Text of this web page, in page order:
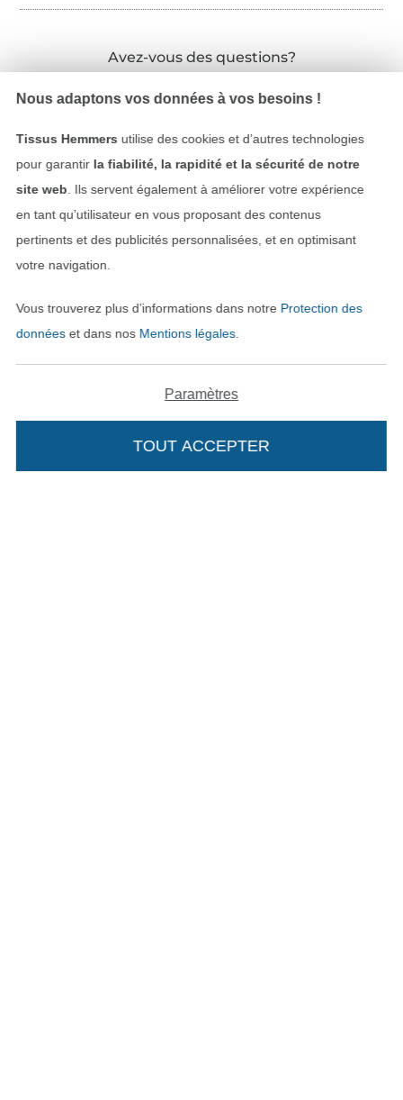
Avez-vous des questions?
Écrivez-nous un e-mail
Sécurité garantie
Payer avec
Nous adaptons vos données à vos besoins !
Tissus Hemmers utilise des cookies et d’autres technologies
pour garantir la fiabilité, la rapidité et la sécurité de notre
site web . Ils servent également à améliorer votre expérience
en tant qu’utilisateur en vous proposant des contenus
pertinents et des publicités personnalisées, et en optimisant
votre navigation.
Vous trouverez plus d’informations dans notre Protection des
donnéeset dans nos Mentions légales.
Paramètres
TOUT ACCEPTER